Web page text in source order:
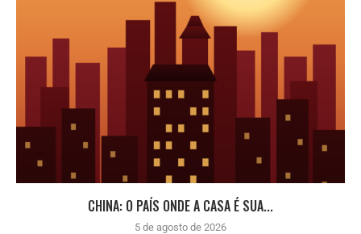
CHINA: O PAÍS ONDE A CASA É SUA...
5 de agosto de 2026